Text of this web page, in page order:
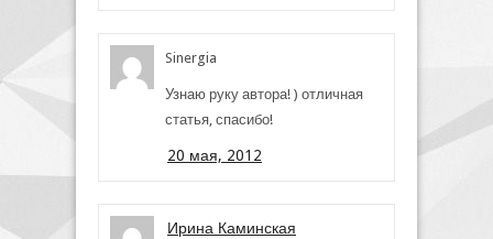
Sinergia
Узнаю руку автора! ) отличная
статья, спасибо!
20 мая, 2012
Ирина Каминская